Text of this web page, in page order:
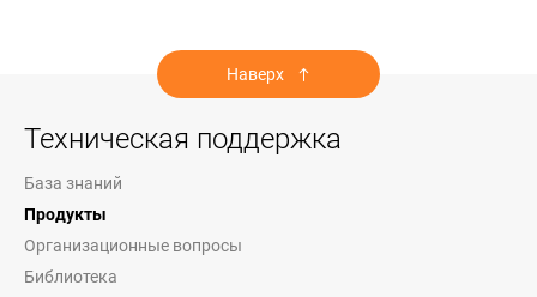
Наверх
Техническая поддержка
База знаний
Продукты
Организационные вопросы
Библиотека